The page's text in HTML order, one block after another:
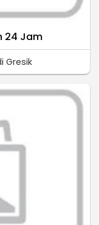
24 Jam
Gresik